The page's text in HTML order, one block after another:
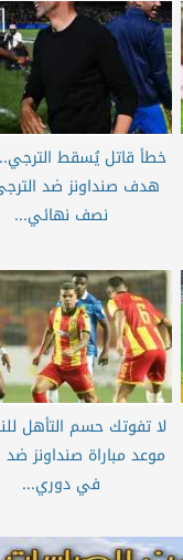
خطأ قاتل يُسقط
هدف صنداونز ضد
نصف نهائي...
لا تفوتك حسم التأهل
موعد مباراة صنداونز ضد
في دوري...